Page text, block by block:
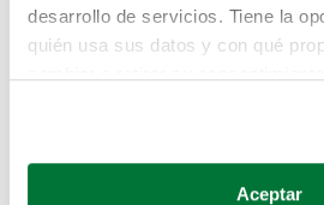
desarrollo de servicios. Tiene la
quién usa sus datos y con qué
Si lo permite, también quisiéramos:
Aceptar
Pero puedes encontrar el
buscando en alguno de estos
Coches de segunda mano